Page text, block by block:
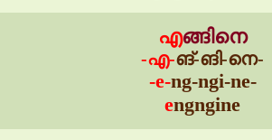
എങ്ങിനെ
-എ-ങ്-ങി-നെ-
-e-ng-ngi-ne-
engngine